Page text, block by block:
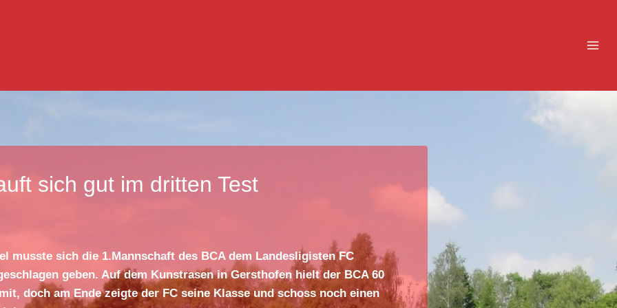
sich gut im dritten Test
musste sich die 1.Mannschaft des BCA dem Landesligisten FC
geben. Auf dem Kunstrasen in Gersthofen hielt der BCA 60
doch am Ende zeigte der FC seine Klasse und schoss noch einen